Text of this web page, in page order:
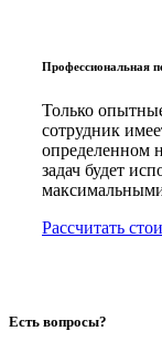
Профессиональная
Только
сотрудник
определенном
задач будет
Рассчитать
Есть вопросы?